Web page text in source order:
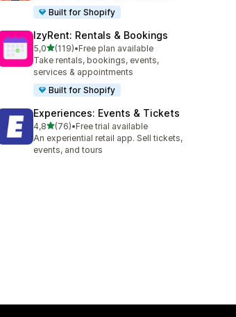
Built for Shopify
IzyRent: Rentals & Bookings
5,0na 5 gwiazdek
(119)
Łączna liczba recenzji: 119
•Free plan available
Take rentals, bookings, events,
services & appointments
Built for Shopify
Experiences: Events & Tickets
4,8na 5 gwiazdek
(76)
Łączna liczba recenzji: 76
•Free trial available
An experiential retail app. Sell tickets,
events, and tours